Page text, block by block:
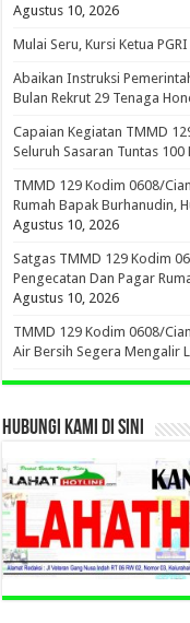
Agustus 10, 2026
Mulai Seru, Kursi Ketua
Abaikan Instruksi
Bulan Rekrut 29 Tenaga
Capaian Kegiatan TMMD
Seluruh Sasaran Tuntas 100
TMMD 129 Kodim 0608/
Rumah Bapak Burhanudin,
Agustus 10, 2026
Satgas TMMD 129 Kodim
Pengecatan Dan Pagar
Agustus 10, 2026
TMMD 129 Kodim 0608/
Air Bersih Segera Mengalir
HUBUNGI KAMI DI SINI